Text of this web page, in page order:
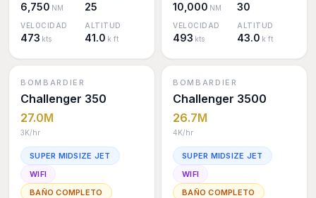
6,750 NM 25
VELOCIDAD
473 kts
ALTITUD
41.0 k ft
10,000 NM 30
VELOCIDAD
493 kts
ALTITUD
43.0 k ft
BOMBARDIER
Challenger 350
27.0M
3K/hr
SUPER MIDSIZE JET
WIFI
BAÑO COMPLETO
BOMBARDIER
Challenger 3500
26.7M
4K/hr
SUPER MIDSIZE JET
WIFI
BAÑO COMPLETO